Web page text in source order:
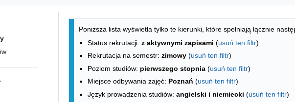
kierunków studiówLista kierunków - indeks alfabetyczny
Poniższa lista wyświetla tylko te kierunki, które spełniają łącznie
Status rekrutacji: z aktywnymi zapisami (usuń ten filtr)
Rekrutacja na semestr: zimowy (usuń ten filtr)
Poziom studiów: pierwszego stopnia (usuń ten filtr)
Miejsce odbywania zajęć: Poznań (usuń ten filtr)
Język prowadzenia studiów: angielski i niemiecki (usuń ten filtr)